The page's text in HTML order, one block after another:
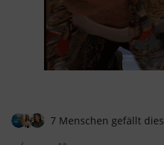
7 Menschen gefällt dies